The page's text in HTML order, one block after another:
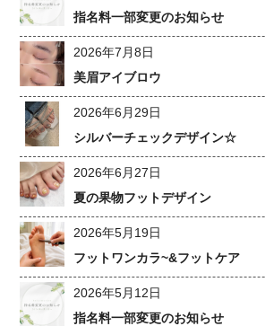
指名料一部変更のお知らせ
2026年7月8日
美眉アイブロウ
2026年6月29日
シルバーチェックデザイン☆
2026年6月27日
夏の果物フットデザイン
2026年5月19日
フットワンカラ~&フットケア
2026年5月12日
指名料一部変更のお知らせ